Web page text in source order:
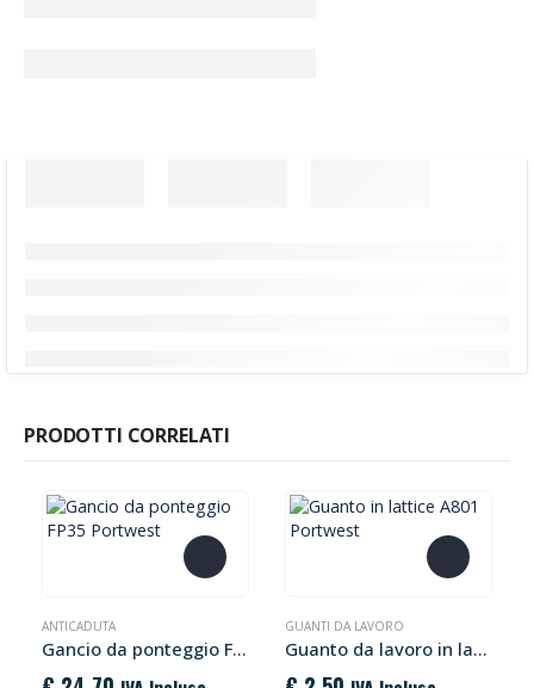
PRODOTTI CORRELATI
ANTICADUTA
Gancio da ponteggio FP35 Portwest
Questo prodotto ha più varianti. Le opzioni possono essere scelte nella pagina del prodotto
GUANTI DA LAVORO
Guanto da lavoro in lattice A801 Portwest